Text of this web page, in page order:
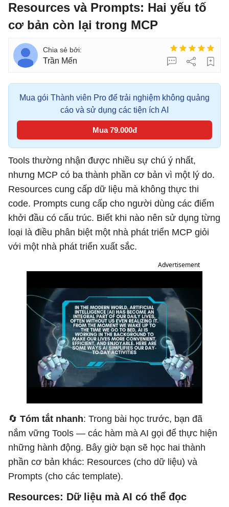
Resources và Prompts: Hai yếu tố
cơ bản còn lại trong MCP
Trần Mến
Mua gói Thành viên Pro để trải nghiệm không quảng
cáo và sử dụng các tiện ích AI
Mua 79.000đ
Tools thường nhận được nhiều sự chú ý nhất,
nhưng MCP có ba thành phần cơ bản vì một lý do.
Resources cung cấp dữ liệu mà không thực thi
code. Prompts cung cấp cho người dùng các điểm
khởi đầu có cấu trúc. Biết khi nào nên sử dụng từng
loại là điều phân biệt một nhà phát triển MCP giỏi
với một nhà phát triển xuất sắc.
Advertisement
🔄 Tóm tắt nhanh: Trong bài học trước, bạn đã
nắm vững Tools — các hàm mà AI gọi để thực hiện
những hành động. Bây giờ bạn sẽ học hai thành
phần cơ bản khác: Resources (cho dữ liệu) và
Prompts (cho các template).
Resources: Dữ liệu mà AI có thể đọc